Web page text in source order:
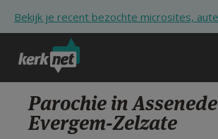
Bekijk je recent bezochte microsites,
STARTPAGINA
KERK
Parochie in
Evergem-Zelzate